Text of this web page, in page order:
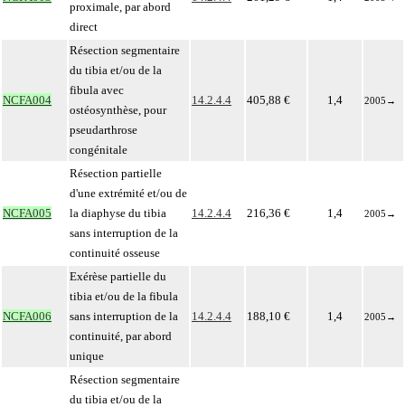
proximale, par abord
direct
NCFA004
Résection segmentaire
du tibia et/ou de la
fibula avec
ostéosynthèse, pour
pseudarthrose
congénitale
14.2.4.4 405,88 € 1,4 2005 →
NCFA005
Résection partielle
d'une extrémité et/ou de
la diaphyse du tibia
sans interruption de la
continuité osseuse
14.2.4.4 216,36 € 1,4 2005 →
NCFA006
Exérèse partielle du
tibia et/ou de la fibula
sans interruption de la
continuité, par abord
unique
14.2.4.4 188,10 € 1,4 2005 →
Résection segmentaire
du tibia et/ou de la